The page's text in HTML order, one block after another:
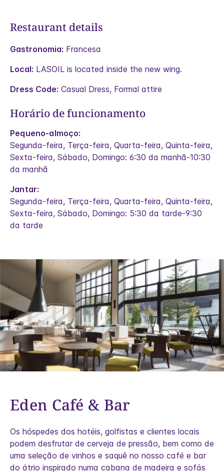
Restaurant details
Gastronomia: Francesa
Local: LASOIL is located inside the new wing.
Dress Code: Casual Dress, Formal attire
Horário de funcionamento
Pequeno-almoço:
Segunda-feira, Terça-feira, Quarta-feira, Quinta-feira,
Sexta-feira, Sábado, Domingo: 6:30 da manhã-10:30
da manhã
Jantar:
Segunda-feira, Terça-feira, Quarta-feira, Quinta-feira,
Sexta-feira, Sábado, Domingo: 5:30 da tarde-9:30
da tarde
Eden Café & Bar
Os hóspedes dos hotéis, golfistas e clientes locais
podem desfrutar de cerveja de pressão, bem como de
uma seleção de vinhos e saquê no nosso café e bar
do átrio inspirado numa cabana de madeira e sofás